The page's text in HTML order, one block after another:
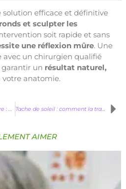
efficace et définitive
et sculpter les
soit rapide et sans
une réflexion mûre. Une
un chirurgien qualifié
un résultat naturel,
votre anatomie.
Tache de soleil : comment la traiter et la prévenir avec soin
AIMER